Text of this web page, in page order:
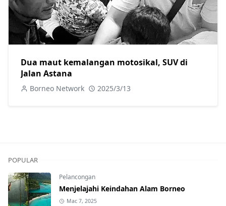
Dua maut kemalangan motosikal, SUV di
Jalan Astana
Borneo Network 2025/3/13
POPULAR
Pelancongan
Menjelajahi Keindahan Alam Borneo
Mac 7, 2025